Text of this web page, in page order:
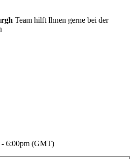
Team hilft Ihnen gerne bei der
- 6:00pm (GMT)